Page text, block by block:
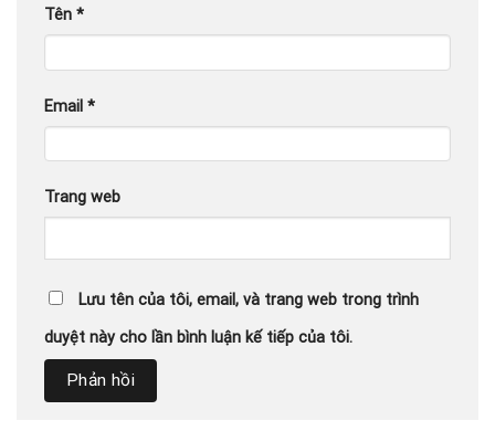
Tên *
Email *
Trang web
Lưu tên của tôi, email, và trang web trong trình
duyệt này cho lần bình luận kế tiếp của tôi.